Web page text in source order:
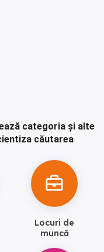
categoria și alte
căutarea
Locuri de
muncă